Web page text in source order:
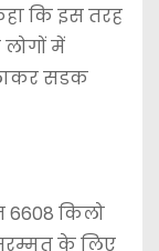
कि इस तरह
में
सडक
6608 किलो
के लिए